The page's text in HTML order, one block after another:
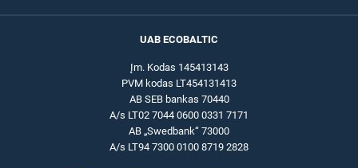
UAB ECOBALTIC
Įm. Kodas 145413143
PVM kodas LT454131413
AB SEB bankas 70440
A/s LT02 7044 0600 0331 7171
AB „Swedbank“ 73000
A/s LT94 7300 0100 8719 2828